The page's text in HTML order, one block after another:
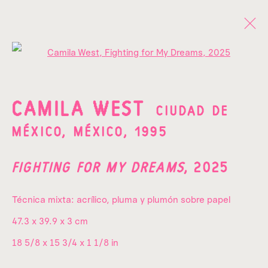
Nombre*
CAMILA WEST
CIUDAD DE
MÉXICO, MÉXICO,1995
FIGHTING FOR MY DREAMS, 2025
Técnica mixta: acrílico, pluma y plumón sobre papel
47.3 x 39.9 x 3 cm
18 5/8 x 15 3/4 x 1 1/8 in